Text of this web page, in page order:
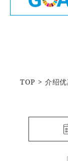
TOP 介绍